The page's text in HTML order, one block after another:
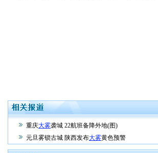
重庆大雾袭城 22航班备降外地(图)
元旦雾锁古城 陕西发布大雾黄色预警